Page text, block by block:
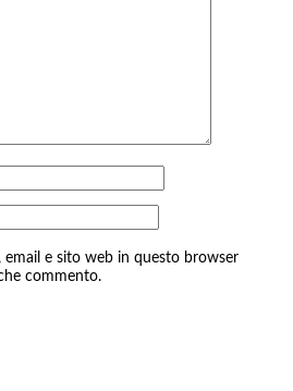
email e sito web in questo browser
commento.